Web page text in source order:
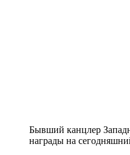
Бывший канцлер
награды на